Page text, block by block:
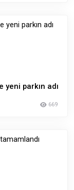
yeni parkın adı
669